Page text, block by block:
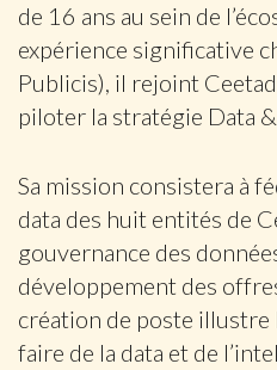
de 16 ans au sein de
expérience significative
Publicis), il rejoint
piloter la stratégie Data
Sa mission consistera à
data des huit entités de
gouvernance des
développement des
création de poste illustre
faire de la data et de